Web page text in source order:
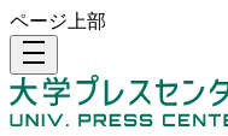
ページ上部
density_medium